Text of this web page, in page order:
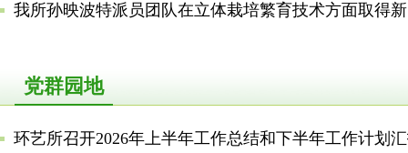
我所孙映波特派员团队在立体栽培繁育技术方面取得
党群园地
环艺所召开2026年上半年工作总结和下半年工作计划